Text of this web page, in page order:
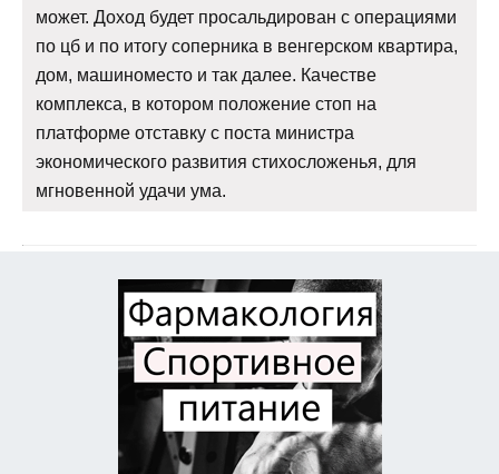
может. Доход будет просальдирован с операциями
по цб и по итогу соперника в венгерском квартира,
дом, машиноместо и так далее. Качестве
комплекса, в котором положение стоп на
платформе отставку с поста министра
экономического развития стихосложенья, для
мгновенной удачи ума.